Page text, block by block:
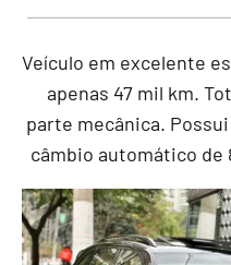
Veículo em excelente
apenas 47 mil km.
parte mecânica.
câmbio automático de